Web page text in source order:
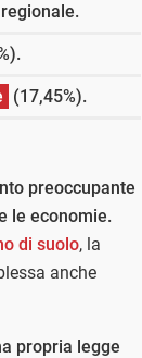
(17,45%).
preoccupante
le economie.
di suolo, la
anche
propria legge